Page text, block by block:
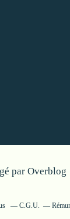
par Overblog
C.G.U.